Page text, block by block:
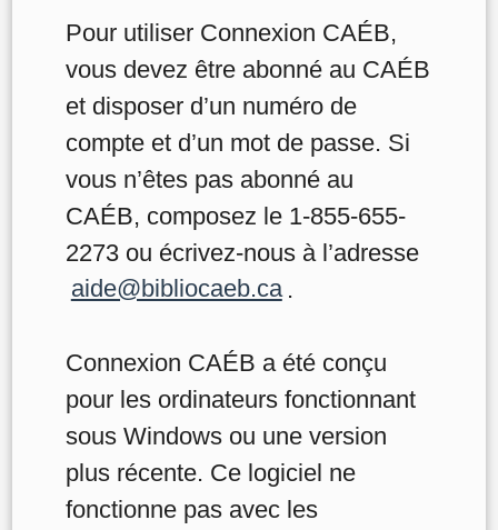
Pour utiliser Connexion CAÉB,
vous devez être abonné au CAÉB
et disposer d’un numéro de
compte et d’un mot de passe. Si
vous n’êtes pas abonné au
CAÉB, composez le 1-855-655-
2273 ou écrivez-nous à l’adresse
aide@bibliocaeb.ca .
Connexion CAÉB a été conçu
pour les ordinateurs fonctionnant
sous Windows ou une version
plus récente. Ce logiciel ne
fonctionne pas avec les